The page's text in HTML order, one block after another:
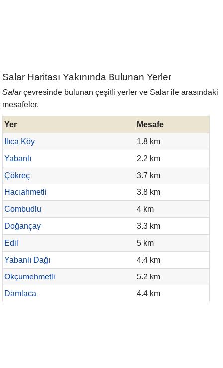
Salar Haritası Yakınında Bulunan Yerler
Salarçevresinde bulunan çeşitli yerler ve Salar ile arasındaki
mesafeler.
Yer
Mesafe
Ilıca Köy
1.8 km
Yabanlı
2.2 km
Çökreç
3.7 km
Hacıahmetli
3.8 km
Combudlu
4 km
Doğançay
3.3 km
Edil
5 km
Yabanlı Dağı
4.4 km
Okçumehmetli
5.2 km
Damlaca
4.4 km